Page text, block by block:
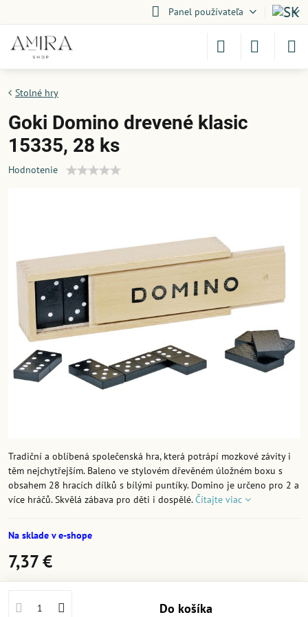
Panel používateľa
Stolné hry
Goki Domino drevené klasic
15335, 28 ks
Hodnotenie
Tradiční a oblíbená společenská hra, která potrápí mozkové závity i
těm nejchytřejším. Baleno ve stylovém dřevěném úložném boxu s
obsahem 28 hracích dílků s bílými puntíky. Domino je určeno pro 2 a
více hráčů. Skvělá zábava pro děti i dospělé.Čítajte viac
Na sklade v e-shope
7,37 €
Do košíka